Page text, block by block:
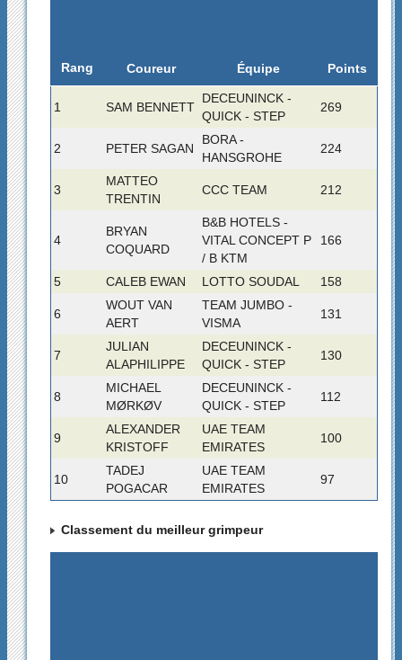
Rang Coureur Équipe Points
1 SAM BENNETT
DECEUNINCK -
QUICK - STEP
269
2 PETER SAGAN
BORA -
HANSGROHE
224
3
MATTEO
TRENTIN
CCC TEAM 212
4
BRYAN
COQUARD
B&B HOTELS -
VITAL CONCEPT P
/ B KTM
166
5 CALEB EWAN LOTTO SOUDAL 158
6
WOUT VAN
AERT
TEAM JUMBO -
VISMA
131
7
JULIAN
ALAPHILIPPE
DECEUNINCK -
QUICK - STEP
130
8
MICHAEL
MØRKØV
DECEUNINCK -
QUICK - STEP
112
9
ALEXANDER
KRISTOFF
UAE TEAM
EMIRATES
100
10
TADEJ
POGACAR
UAE TEAM
EMIRATES
97
Classement du meilleur grimpeur